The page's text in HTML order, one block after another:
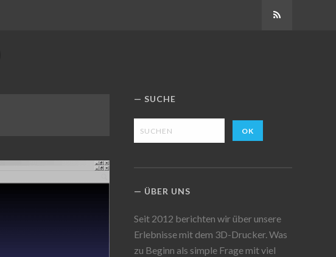
SUCHE
ÜBER UNS
Seit 2012 berichten wir über unsere
Erlebnisse mit dem 3D-Drucker. Was
zu Beginn als simple Frage mit viel